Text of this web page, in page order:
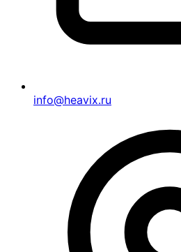
info@heavix.ru